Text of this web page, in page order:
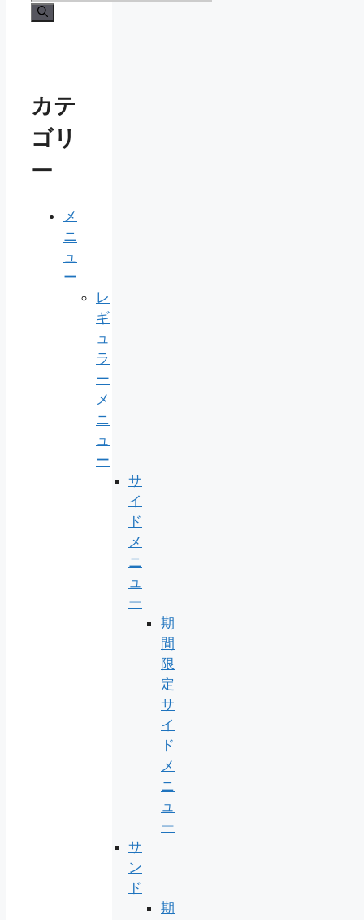
索:
カテ
ゴリ
ー
メ
ニ
ュ
ー
レ
ギ
ュ
ラ
ー
メ
ニ
ュ
ー
サ
イ
ド
メ
ニ
ュ
ー
期
間
限
定
サ
イ
ド
メ
ニ
ュ
ー
サ
ン
ド
期